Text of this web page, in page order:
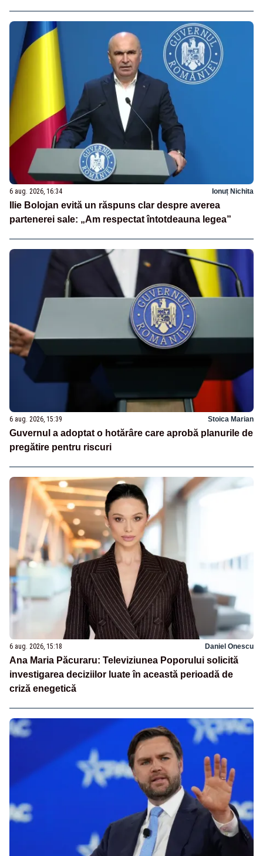
6 aug. 2026, 16:34 Ionuț Nichita
Ilie Bolojan evită un răspuns clar despre averea
partenerei sale: „Am respectat întotdeauna legea”
6 aug. 2026, 15:39 Stoica Marian
Guvernul a adoptat o hotărâre care aprobă planurile de
pregătire pentru riscuri
6 aug. 2026, 15:18 Daniel Onescu
Ana Maria Păcuraru: Televiziunea Poporului solicită
investigarea deciziilor luate în această perioadă de
criză enegetică